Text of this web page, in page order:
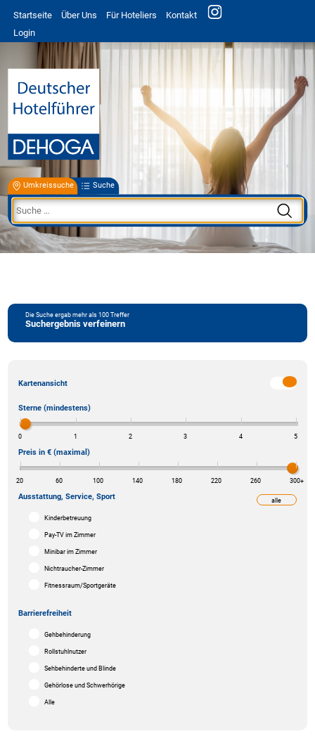
Startseite Über Uns Für Hoteliers
Kontakt
Login
Umkreissuche Suche
Die Suche ergab mehr als 100 Treffer
Suchergebnis verfeinern
Kartenansicht
Sterne (mindestens)
0 1 2 3 4 5
Preis in € (maximal)
20 60 100 140 180 220 260 300+
alle
Ausstattung, Service, Sport
Kinderbetreuung
Pay-TV im Zimmer
Minibar im Zimmer
Nichtraucher-Zimmer
Fitnessraum/Sportgeräte
Barrierefreiheit
Gehbehinderung
Rollstuhlnutzer
Sehbehinderte und Blinde
Gehörlose und Schwerhörige
Alle